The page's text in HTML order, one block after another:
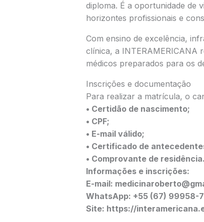
diploma. É a oportunidade de
horizontes profissionais e
Com ensino de excelência,
clínica, a INTERAMERICANA
médicos preparados para os
Inscrições e documentação
Para realizar a matrícula, o
• Certidão de nascimento;
• CPF;
• E-mail válido;
• Certificado de
• Comprovante de residência.
Informações e inscrições:
E-mail:
WhatsApp: +55 (67) 99958-
Site: https://